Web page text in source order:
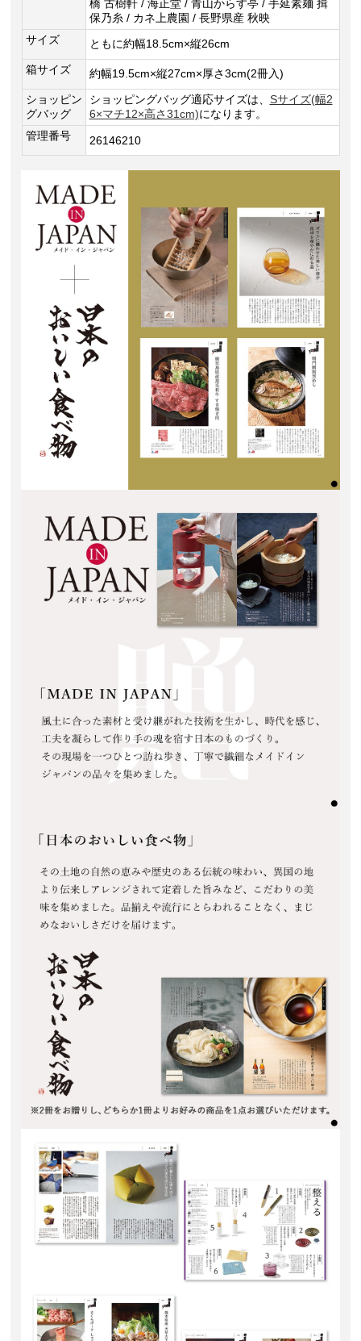
橋 古樹軒 / 海正堂 / 青山からす亭 / 手延素麺 揖
保乃糸 / カネ上農園 / 長野県産 秋映
サイズ
ともに約幅18.5cm×縦26cm
箱サイズ
約幅19.5cm×縦27cm×厚さ3cm(2冊入)
ショッピン
グバッグ
ショッピングバッグ適応サイズは、 Sサイズ(幅2
6×マチ12×高さ31cm)になります。
管理番号
26146210